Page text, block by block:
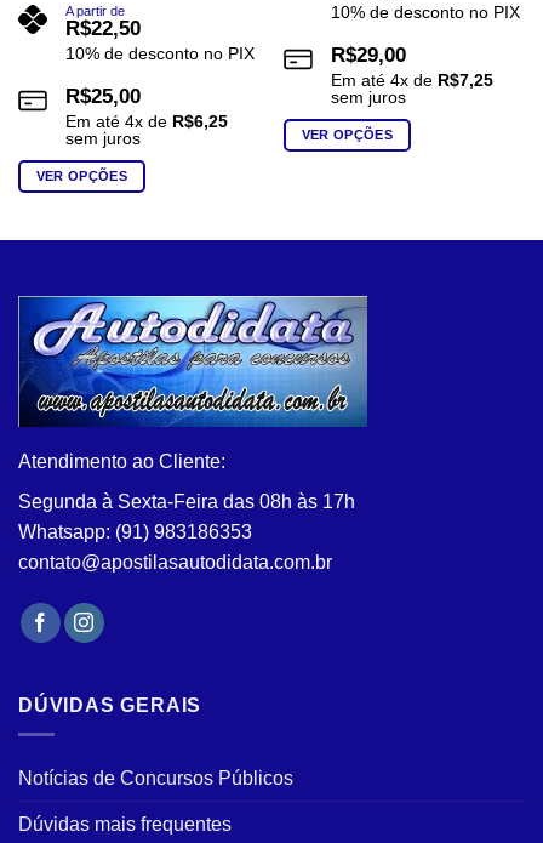
A partir de
R$22,50
10% de desconto no PIX
R$25,00
Em até 4x de R$6,25
sem juros
VER OPÇÕES
variantes.
As
opções
podem
ser
na
do
produto
10% de desconto no PIX
R$29,00
Em até 4x de R$7,25
sem juros
VER OPÇÕES
várias
opções
podem
ser
escolhidas
na
produto
Atendimento ao Cliente:
Segunda à Sexta-Feira das 08h às 17h
Whatsapp: (91) 983186353
contato@apostilasautodidata.com.br
DÚVIDAS GERAIS
Notícias de Concursos Públicos
Dúvidas mais frequentes